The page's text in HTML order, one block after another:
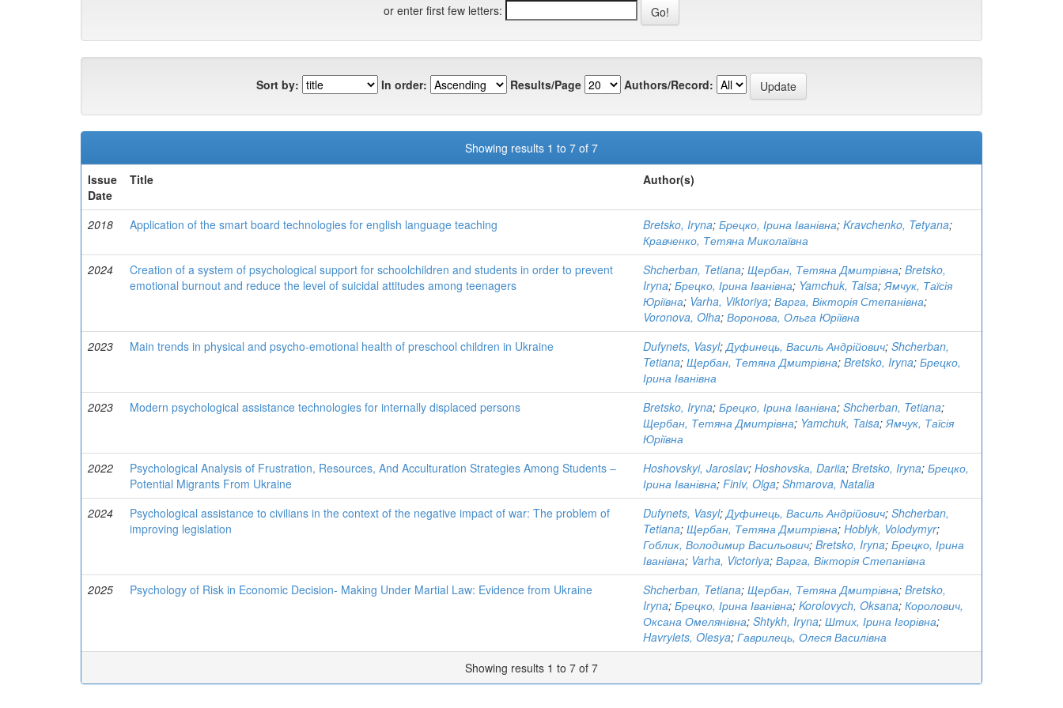
or enter first few letters:
Sort by: In order: Results/Page Authors/Record:
Showing results 1 to 7 of 7
Issue
Date
Title Author(s)
2018 Application of the smart board technologies for english language teaching Bretsko, Iryna; Брецко, Ірина Іванівна; Kravchenko, Tetyana;
Кравченко, Тетяна Миколаївна
2024
Creation of a system of psychological support for schoolchildren and students in order to prevent
emotional burnout and reduce the level of suicidal attitudes among teenagers
Shcherban, Tetiana; Щербан, Тетяна Дмитрівна; Bretsko,
Iryna; Брецко, Ірина Іванівна; Yamchuk, Taisa;Ямчук, Таїсія
Юріївна; Varha, Viktoriya; Варга, Вікторія Степанівна;
Voronova, Olha; Воронова, Ольга Юріївна
2023
Main trends in physical and psycho-emotional health of preschool children in Ukraine Dufynets, Vasyl;Дуфинець, Василь Андрійович; Shcherban,
Tetiana; Щербан, Тетяна Дмитрівна; Bretsko, Iryna; Брецко,
Ірина Іванівна
2023
Modern psychological assistance technologies for internally displaced persons Bretsko, Iryna; Брецко, Ірина Іванівна; Shcherban, Tetiana;
Щербан, Тетяна Дмитрівна; Yamchuk, Taisa;Ямчук, Таїсія
Юріївна
2022
Psychological Analysis of Frustration, Resources, And Acculturation Strategies Among Students –
Potential Migrants From Ukraine
Hoshovskyi, Jaroslav; Hoshovskа, Dariia; Bretsko, Iryna; Брецко,
Ірина Іванівна; Finiv, Olga; Shmarova, Natalia
2024
Psychological assistance to civilians in the context of the negative impact of war: The problem of
improving legislation
Dufynets, Vasyl;Дуфинець, Василь Андрійович; Shcherban,
Tetiana; Щербан, Тетяна Дмитрівна; Hoblyk, Volodymyr;
Гоблик, Володимир Васильович; Bretsko, Iryna; Брецко, Ірина
Іванівна; Varha, Victoriya; Варга, Вікторія Степанівна
2025
Psychology of Risk in Economic Decision- Making Under Martial Law: Evidence from Ukraine Shcherban, Tetiana; Щербан, Тетяна Дмитрівна; Bretsko,
Iryna; Брецко, Ірина Іванівна; Korolovych, Oksana; Королович,
Оксана Омелянівна; Shtykh, Iryna; Штих, Ірина Ігорівна;
Havrylets, Olesya; Гаврилець, Олеся Василівна
Showing results 1 to 7 of 7